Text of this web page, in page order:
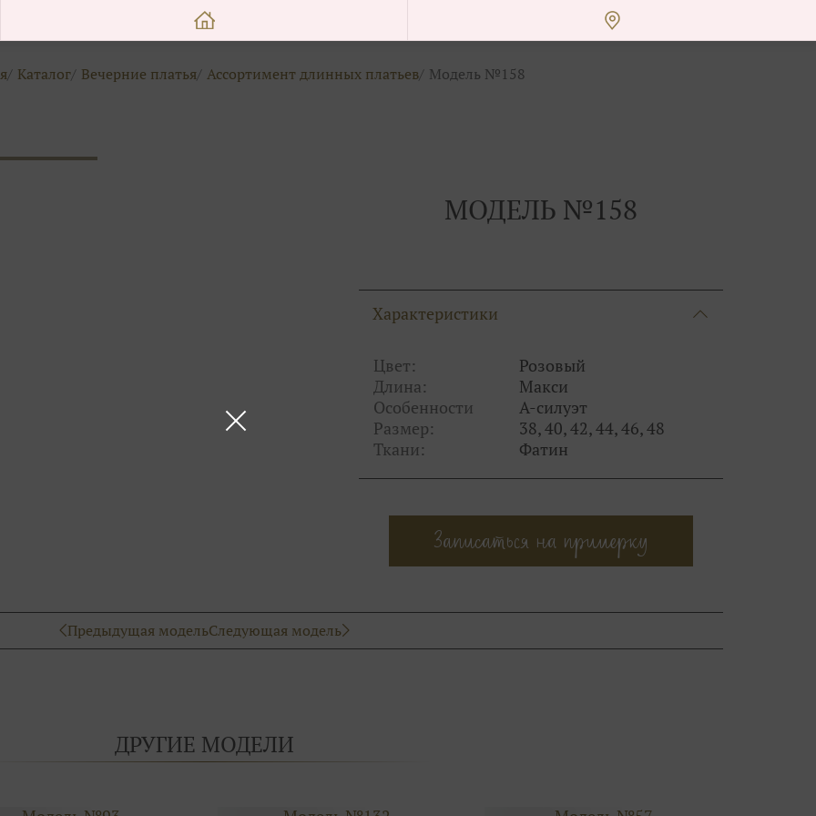
Каталог Вечерние платья Ассортимент длинных платьев Модель №158
МОДЕЛЬ №158
Характеристики
Цвет:
Розовый
Длина:
Макси
Особенности
А-силуэт
Размер:
38, 40, 42, 44, 46, 48
Ткани:
Фатин
Записаться на примерку
Предыдущая модельСледующая модель
ДРУГИЕ МОДЕЛИ